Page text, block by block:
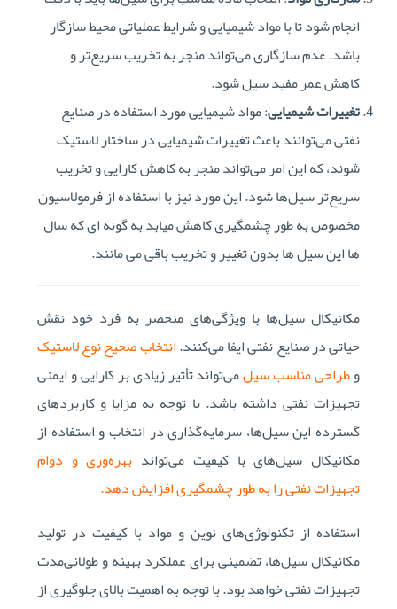
انجام شود تا با مواد شیمیایی و شرایط عملیاتی محیط سازگار
باشد. عدم سازگاری می‌تواند منجر به تخریب سریع‌تر و
کاهش عمر مفید سیل شود.
تغییرات شیمیایی: مواد شیمیایی مورد استفاده در صنایع
نفتی می‌توانند باعث تغییرات شیمیایی در ساختار لاستیک
شوند، که این امر می‌تواند منجر به کاهش کارایی و تخریب
سریع‌تر سیل‌ها شود. این مورد نیز با استفاده از فرمولاسیون
مخصوص به طور چشمگیری کاهش میابد به گونه ای که سال
ها این سیل ها بدون تغییر و تخریب باقی می مانند.
مکانیکال سیل‌ها با ویژگی‌های منحصر به فرد خود نقش
حیاتی در صنایع نفتی ایفا می‌کنند.انتخاب صحیح نوع لاستیک
وطراحی مناسب سیلمی‌تواند تأثیر زیادی بر کارایی و ایمنی
تجهیزات نفتی داشته باشد. با توجه به مزایا و کاربردهای
گسترده این سیل‌ها، سرمایه‌گذاری در انتخاب و استفاده از
مکانیکال سیل‌های با کیفیت می‌تواند بهره‌وری و دوام
تجهیزات نفتی را به طور چشمگیری افزایش دهد.
استفاده از تکنولوژی‌های نوین و مواد با کیفیت در تولید
مکانیکال سیل‌ها، تضمینی برای عملکرد بهینه و طولانی‌مدت
تجهیزات نفتی خواهد بود. با توجه به اهمیت بالای جلوگیری از